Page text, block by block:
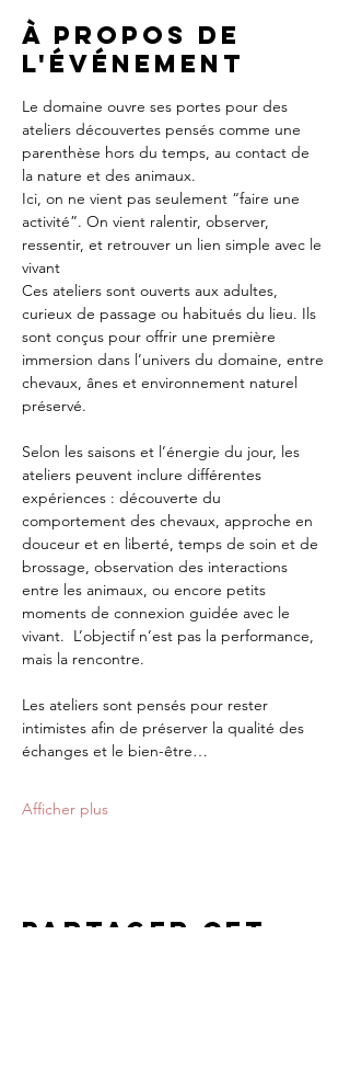
À propos de
l'événement
Le domaine ouvre ses portes pour des
ateliers découvertes pensés comme une
parenthèse hors du temps, au contact de
la nature et des animaux.
Ici, on ne vient pas seulement “faire une
activité”. On vient ralentir, observer,
ressentir, et retrouver un lien simple avec le
vivant
Ces ateliers sont ouverts aux adultes,
curieux de passage ou habitués du lieu. Ils
sont conçus pour offrir une première
immersion dans l’univers du domaine, entre
chevaux, ânes et environnement naturel
préservé.
Selon les saisons et l’énergie du jour, les
ateliers peuvent inclure différentes
expériences : découverte du
comportement des chevaux, approche en
douceur et en liberté, temps de soin et de
brossage, observation des interactions
entre les animaux, ou encore petits
moments de connexion guidée avec le
vivant.  L’objectif n’est pas la performance,
mais la rencontre.
Les ateliers sont pensés pour rester
intimistes afin de préserver la qualité des
échanges et le bien-être…
Afficher plus
Partager cet